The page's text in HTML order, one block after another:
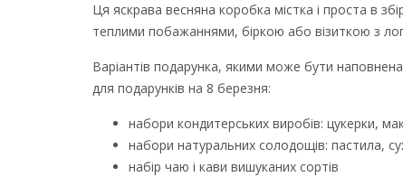
Ця яскрава весняна коробка містка і проста в
теплими побажаннями, біркою або візиткою з
Варіантів подарунка, якими може бути
для подарунків на 8 березня:
набори кондитерських виробів: цукерки,
набори натуральних солодощів: пастила,
набір чаю і кави вишуканих сортів